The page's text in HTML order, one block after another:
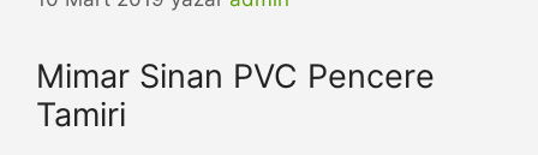
Mimar Sinan PVC Pencere
Tamiri